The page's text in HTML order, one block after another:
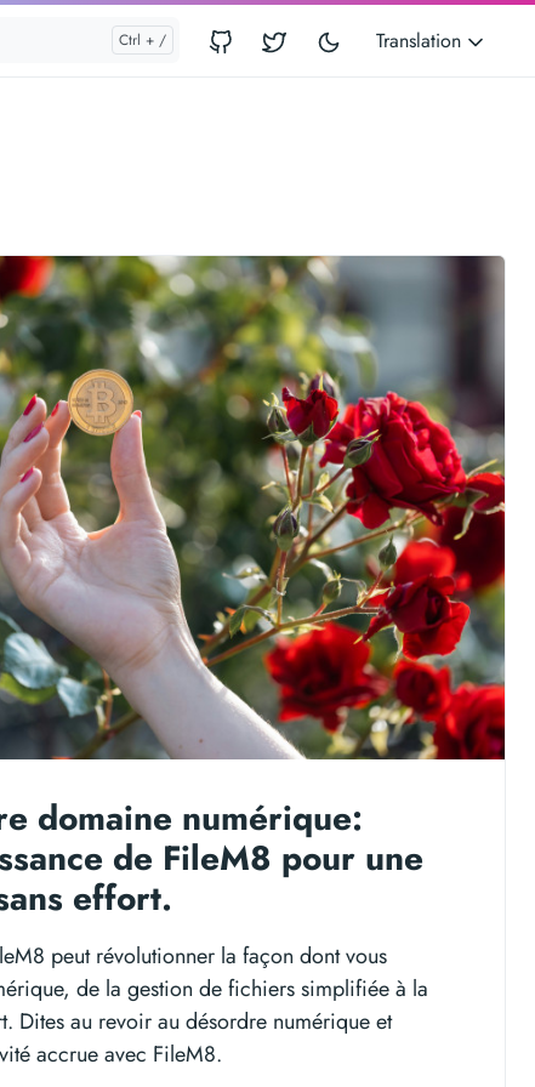
Translation
domaine numérique:
de FileM8 pour une
effort.
peut révolutionner la façon dont vous
de la gestion de fichiers simplifiée à la
Dites au revoir au désordre numérique et
accrue avec FileM8.